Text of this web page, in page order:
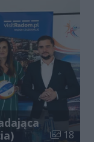
Liczba
18